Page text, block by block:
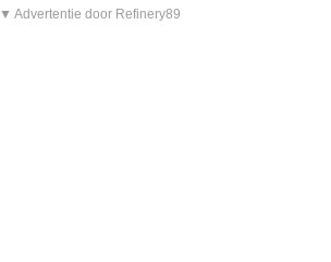
▼ Advertentie door Refinery89